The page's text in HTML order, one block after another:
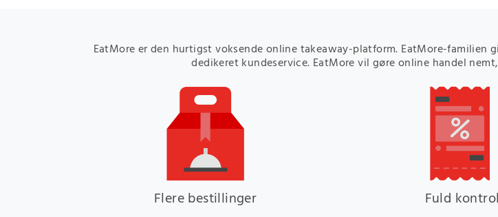
EatMore er den hurtigst voksende online takeaway-platform. EatMore-
dedikeret kundeservice. EatMore vil gøre online handel
Flere bestillinger Fuld kontrol